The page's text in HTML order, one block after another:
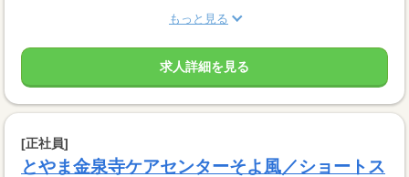
もっと見る
求人詳細を見る
[正社員]
とやま金泉寺ケアセンターそよ風／ショートス